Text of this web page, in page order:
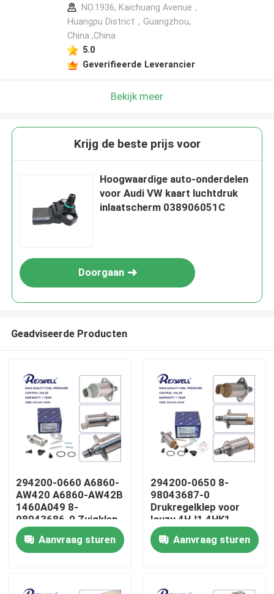
Huis
Producten
Video's
NO.1936, Kaichuang Avenue，
Huangpu District，Guangzhou,
China ,China
5.0
Geverifieerde Leverancier
Bekijk meer
Krijg de beste prijs voor
Hoogwaardige auto-onderdelen
voor Audi VW kaart luchtdruk
inlaatscherm 038906051C
Doorgaan
Geadviseerde Producten
294200-0660 A6860-
AW420 A6860-AW42B
1460A049 8-
98043686-0 Zuigklep
voor Nissan Almera
Navara NP300 X-Trail
Primera Mitsubishi
Aanvraag sturen
294200-0650 8-
98043687-0
Drukregelklep voor
Isuzu 4HJ1 4HK1
6HK1
Aanvraag sturen